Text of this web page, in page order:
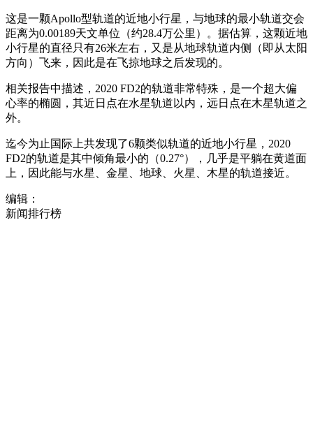
这是一颗Apollo型轨道的近地小行星，与地球的最小轨道交会
距离为0.00189天文单位（约28.4万公里）。据估算，这颗近地
小行星的直径只有26米左右，又是从地球轨道内侧（即从太阳
方向）飞来，因此是在飞掠地球之后发现的。
相关报告中描述，2020 FD2的轨道非常特殊，是一个超大偏
心率的椭圆，其近日点在水星轨道以内，远日点在木星轨道之
外。
迄今为止国际上共发现了6颗类似轨道的近地小行星，2020
FD2的轨道是其中倾角最小的（0.27°），几乎是平躺在黄道面
上，因此能与水星、金星、地球、火星、木星的轨道接近。
编辑：
新闻排行榜